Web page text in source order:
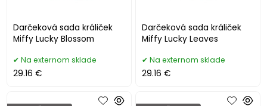
Darčeková sada králiček
Miffy Lucky Blossom
Na externom sklade
29.16 €
Darčeková sada králiček
Miffy Lucky Leaves
Na externom sklade
29.16 €